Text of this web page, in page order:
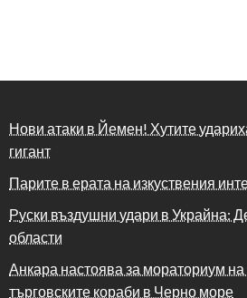
Нови атаки в Йемен! Хутите
гигант
Парите в ерата на изкуствения
Руски въздушни удари в Украйна:
области
Анкара настоява за мораториум
търговските кораби в Черно море